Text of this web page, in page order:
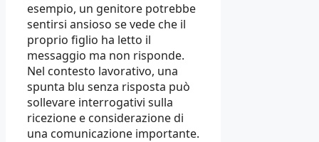
esempio, un genitore potrebbe
sentirsi ansioso se vede che il
proprio figlio ha letto il
messaggio ma non risponde.
Nel contesto lavorativo, una
spunta blu senza risposta può
sollevare interrogativi sulla
ricezione e considerazione di
una comunicazione importante.